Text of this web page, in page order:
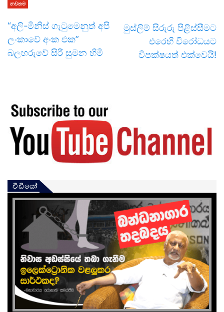
නවතම
“අලි-මිනිස් ගැටුමෙනුත් අපි
ලංකාවේ අංක එක”
බලහරුවේ සිරි සුමන හිමි
මුස්ලිම් සිරුරු පිළිස්සීමට
එරෙහි විරෝධයට
විපක්ෂයත් එක්වෙයි!
වීඩියෝ